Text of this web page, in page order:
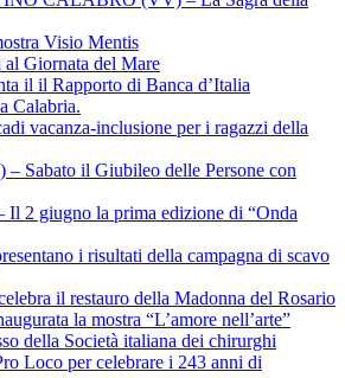
Visio Mentis
al Giornata del Mare
il il Rapporto di Banca d’Italia
Calabria.
vacanza-inclusione per i ragazzi della
Sabato il Giubileo delle Persone con
2 giugno la prima edizione di “Onda
i risultati della campagna di scavo
il restauro della Madonna del Rosario
la mostra “L’amore nell’arte”
della Società italiana dei chirurghi
Loco per celebrare i 243 anni di